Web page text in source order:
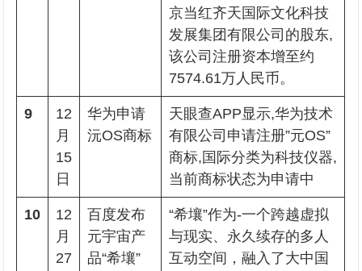
京当红齐天国际文化科技
发展集团有限公司的股东,
该公司注册资本增至约
7574.61万人民币。
9
12
月
15
日
华为申请
沅OS商标
天眼查APP显示,华为技术
有限公司申请注册”元OS”
商标,国际分类为科技仪器,
当前商标状态为申请中
10
12
月
27
百度发布
元宇宙产
品“希壤”
“希壤”作为-一个跨越虚拟
与现实、永久续存的多人
互动空间，融入了大中国